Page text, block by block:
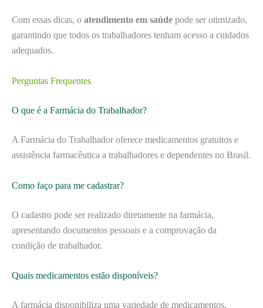
Com essas dicas, o atendimento em saúde pode ser otimizado,
garantindo que todos os trabalhadores tenham acesso a cuidados
adequados.
Perguntas Frequentes
O que é a Farmácia do Trabalhador?
A Farmácia do Trabalhador oferece medicamentos gratuitos e
assistência farmacêutica a trabalhadores e dependentes no Brasil.
Como faço para me cadastrar?
O cadastro pode ser realizado diretamente na farmácia,
apresentando documentos pessoais e a comprovação da
condição de trabalhador.
Quais medicamentos estão disponíveis?
A farmácia disponibiliza uma variedade de medicamentos,